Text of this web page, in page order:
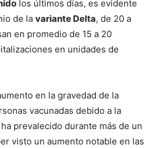
los últimos días, es evidente
de la variante Delta, de 20 a
en promedio de 15 a 20
en unidades de
en la gravedad de la
vacunadas debido a la
prevalecido durante más de un
visto un aumento notable en las